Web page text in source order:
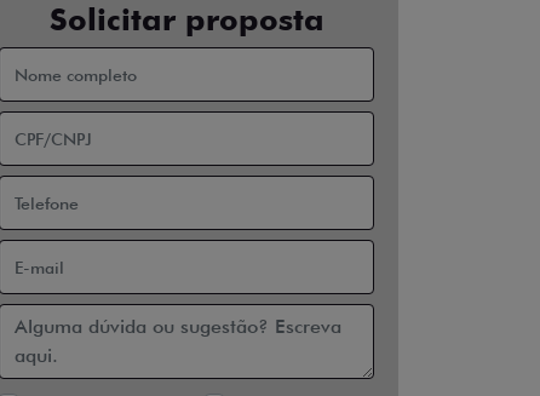
Solicitar proposta